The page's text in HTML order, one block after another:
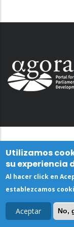
Utilizamos
su experiencia
Al hacer click en
establezcamos
Aceptar No,